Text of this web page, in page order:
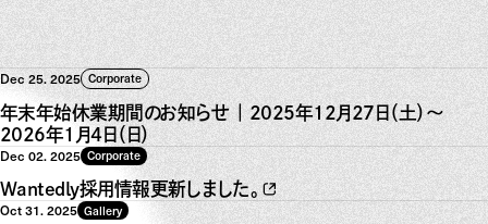
Management
Studio
All
2025
2024
All
Dec 25. 2025 Corporate
年末年始休業期間のお知らせ ｜ 2025年12月27日（土）～
2026年1月4日（日）
Dec 02. 2025 Corporate
Wantedly採用情報更新しました。
Oct 31. 2025 Gallery